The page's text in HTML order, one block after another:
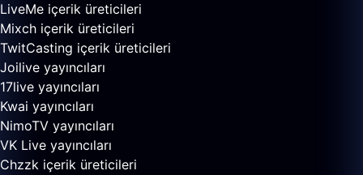
LiveMe içerik üreticileri
Mixch içerik üreticileri
TwitCasting içerik üreticileri
Joilive yayıncıları
17live yayıncıları
Kwai yayıncıları
NimoTV yayıncıları
VK Live yayıncıları
Chzzk içerik üreticileri